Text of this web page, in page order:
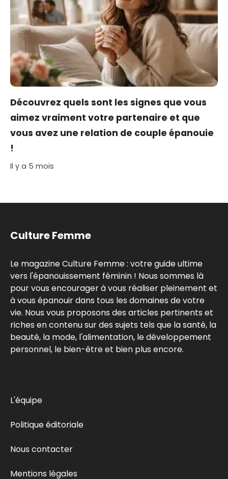
Découvrez quels sont les signes que vous
aimez vraiment votre partenaire et que
vous avez une relation de couple épanouie
!
Il y a 5 mois
Culture Femme
Le magazine Culture Femme : votre guide ultime
vers l'épanouissement féminin ! Nous sommes là
pour vous encourager à vous réaliser pleinement et
à vous épanouir dans tous les domaines de votre
vie. Nous vous proposons des articles pertinents et
riches en contenu sur des sujets tels que la santé, la
beauté, la mode, l'alimentation, le développement
personnel, le bien-être et bien plus encore.
L'équipe
Politique éditoriale
Nous contacter
Mentions légales